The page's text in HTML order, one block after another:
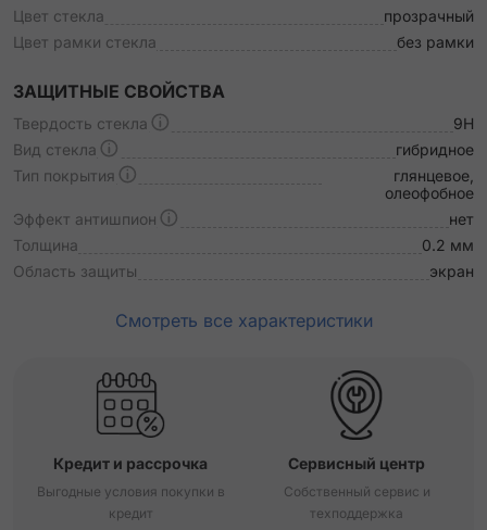
Цвет стекла
прозрачный
Цвет рамки стекла
без рамки
ЗАЩИТНЫЕ СВОЙСТВА
Твердость стекла
9H
Вид стекла
гибридное
Тип покрытия
глянцевое,
олеофобное
Эффект антишпион
нет
Толщина
0.2 мм
Область защиты
экран
Смотреть все характеристики
Кредит и рассрочка
Выгодные условия покупки в
кредит
Сервисный центр
Собственный сервис и
техподдержка